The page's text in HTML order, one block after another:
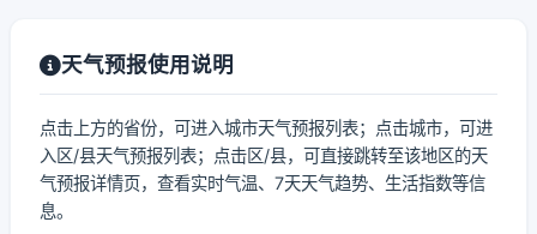
天气预报使用说明
点击上方的省份，可进入城市天气预报列表；点击城市，可进
入区/县天气预报列表；点击区/县，可直接跳转至该地区的天
气预报详情页，查看实时气温、7天天气趋势、生活指数等信
息。